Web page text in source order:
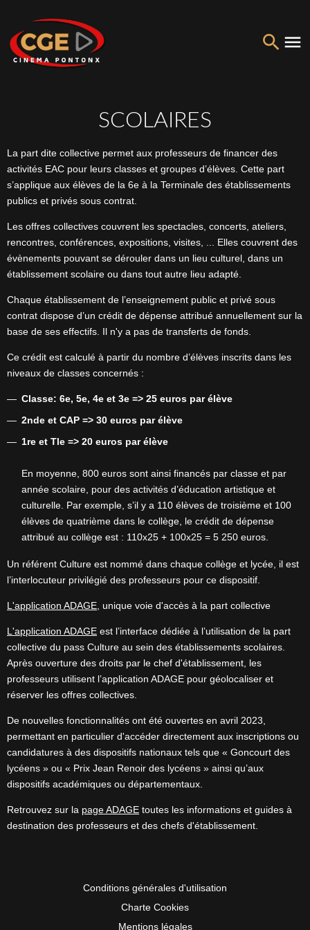
SCOLAIRES
La part dite collective permet aux professeurs de financer des
activités EAC pour leurs classes et groupes d’élèves. Cette part
s’applique aux élèves de la 6e à la Terminale des établissements
publics et privés sous contrat.
Les offres collectives couvrent les spectacles, concerts, ateliers,
rencontres, conférences, expositions, visites, ... Elles couvrent des
évènements pouvant se dérouler dans un lieu culturel, dans un
établissement scolaire ou dans tout autre lieu adapté.
Chaque établissement de l’enseignement public et privé sous
contrat dispose d’un crédit de dépense attribué annuellement sur la
base de ses effectifs. Il n'y a pas de transferts de fonds.
Ce crédit est calculé à partir du nombre d’élèves inscrits dans les
niveaux de classes concernés :
Classe: 6e, 5e, 4e et 3e => 25 euros par élève
2nde et CAP => 30 euros par élève
1re et Tle => 20 euros par élève
En moyenne, 800 euros sont ainsi financés par classe et par
année scolaire, pour des activités d’éducation artistique et
culturelle. Par exemple, s’il y a 110 élèves de troisième et 100
élèves de quatrième dans le collège, le crédit de dépense
attribué au collège est : 110x25 + 100x25 = 5 250 euros.
Un référent Culture est nommé dans chaque collège et lycée, il est
l’interlocuteur privilégié des professeurs pour ce dispositif.
L'application ADAGE , unique voie d'accès à la part collective
L'application ADAGE est l’interface dédiée à l’utilisation de la part
collective du pass Culture au sein des établissements scolaires.
Après ouverture des droits par le chef d'établissement, les
professeurs utilisent l’application ADAGE pour géolocaliser et
réserver les offres collectives.
De nouvelles fonctionnalités ont été ouvertes en avril 2023,
permettant en particulier d'accéder directement aux inscriptions ou
candidatures à des dispositifs nationaux tels que « Goncourt des
lycéens » ou « Prix Jean Renoir des lycéens » ainsi qu’aux
dispositifs académiques ou départementaux.
Retrouvez sur la page ADAGE toutes les informations et guides à
destination des professeurs et des chefs d'établissement.
Conditions générales d'utilisation
Charte Cookies
Mentions légales